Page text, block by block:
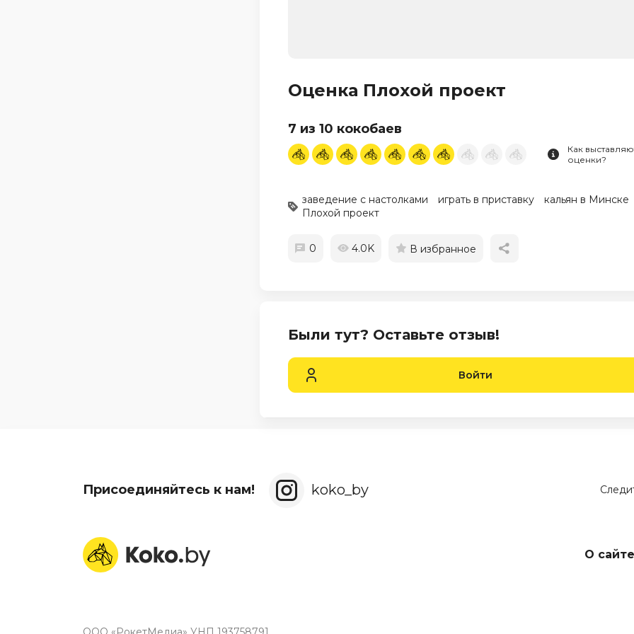
Оценка Плохой проект
7 из 10 кокобаев
Как
оценки?
заведение с настолками играть в приставку
кальян в Минске
Плохой проект
0 4.0K В избранное
Были тут? Оставьте отзыв!
Войти
Присоединяйтесь к нам! koko_by
О сайте